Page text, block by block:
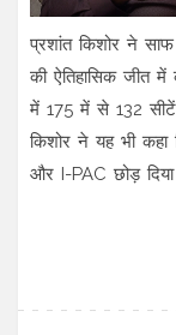
प्रशांत किशोर ने
की ऐतिहासिक जीत में
में 175 में से 132 सीटें
किशोर ने यह भी कहा
और I-PAC छोड़